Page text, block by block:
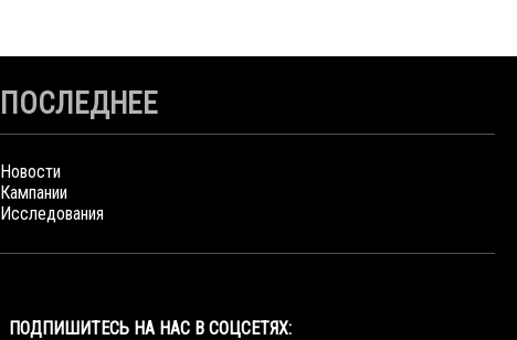
ПОСЛЕДНЕЕ
Новости
Кампании
Исследования
ПОДПИШИТЕСЬ НА НАС В СОЦСЕТЯХ: